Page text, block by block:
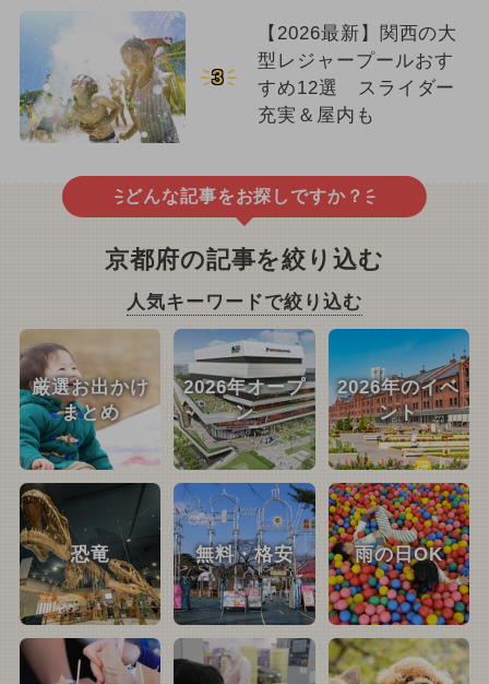
3
【2026最新】関西の大
型レジャープールおす
すめ12選 スライダー
充実＆屋内も
どんな記事をお探しですか？
京都府の記事を絞り込む
人気キーワードで絞り込む
厳選お出かけ
まとめ
2026年オープ
ン
2026年のイベ
ント
恐竜 無料・格安 雨の日OK